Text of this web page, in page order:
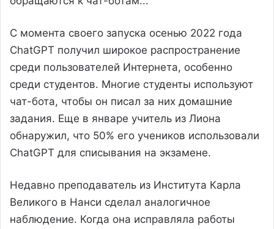
С момента своего запуска осенью 2022 года
ChatGPT получил широкое распространение
среди пользователей Интернета, особенно
среди студентов. Многие студенты используют
чат-бота, чтобы он писал за них домашние
задания. Еще в январе учитель из Лиона
обнаружил, что 50% его учеников использовали
ChatGPT для списывания на экзамене.
Недавно преподаватель из Института Карла
Великого в Нанси сделал аналогичное
наблюдение. Когда она исправляла работы